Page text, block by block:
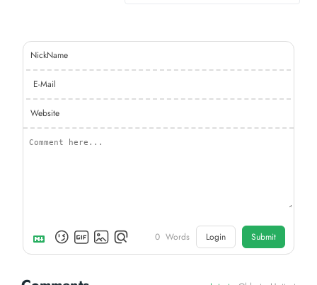
NickName
E-Mail
Website
0 Words Login Submit